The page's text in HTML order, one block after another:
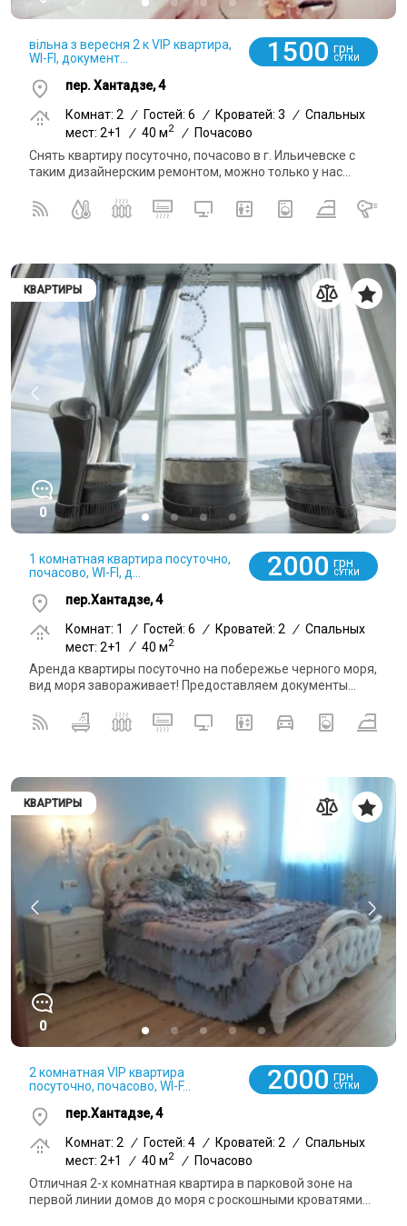
вільна з вересня 2 к VIP квартира,
WI-FI, документ...
1500 грн
СУТКИ
пер. Хантадзе, 4
Комнат: 2 / Гостей: 6 / Кроватей: 3 / Спальных
мест: 2+1
/ 40 м2 /
Почасово
Снять квартиру посуточно, почасово в г. Ильичевске с
таким дизайнерским ремонтом, можно только у нас...
КВАРТИРЫ
0
1 комнатная квартира посуточно,
почасово, WI-FI, д...
2000 грн
СУТКИ
пер.Хантадзе, 4
Комнат: 1
/ Гостей: 6 / Кроватей: 2 / Спальных
мест: 2+1
/ 40 м2
Аренда квартиры посуточно на побережье черного моря,
вид моря завораживает! Предоставляем документы...
КВАРТИРЫ
0
2 комнатная VIP квартира
посуточно, почасово, WI-F...
2000 грн
СУТКИ
пер.Хантадзе, 4
Комнат: 2
/ Гостей: 4 / Кроватей: 2 / Спальных
мест: 2+1
/ 40 м2 /
Почасово
Отличная 2-х комнатная квартира в парковой зоне на
первой линии домов до моря с роскошными кроватями...